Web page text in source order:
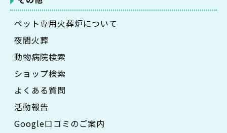
ペット専用火葬炉について
夜間火葬
動物病院検索
ショップ検索
よくある質問
活動報告
Google口コミのご案内